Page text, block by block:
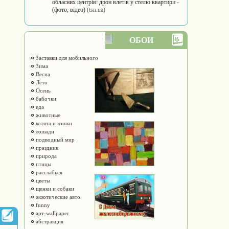
обласних центрів: дрон влетів у стелю квартири -
(фото, відео) (tsn.ua)
ОБОИ
Заставки для мобильного
Зима
Весна
Лето
Осень
бабочки
еда
животные
котята и кошки
лошади
подводный мир
праздник
природа
птицы
расслабься
цветы
щенки и собаки
экзотические авто
funny
арт-wallpaper
абстракция